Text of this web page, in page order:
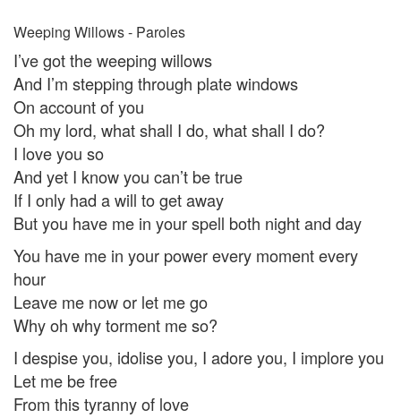
Weeping Willows - Paroles
I’ve got the weeping willows
And I’m stepping through plate windows
On account of you
Oh my lord, what shall I do, what shall I do?
I love you so
And yet I know you can’t be true
If I only had a will to get away
But you have me in your spell both night and day
You have me in your power every moment every
hour
Leave me now or let me go
Why oh why torment me so?
I despise you, idolise you, I adore you, I implore you
Let me be free
From this tyranny of love